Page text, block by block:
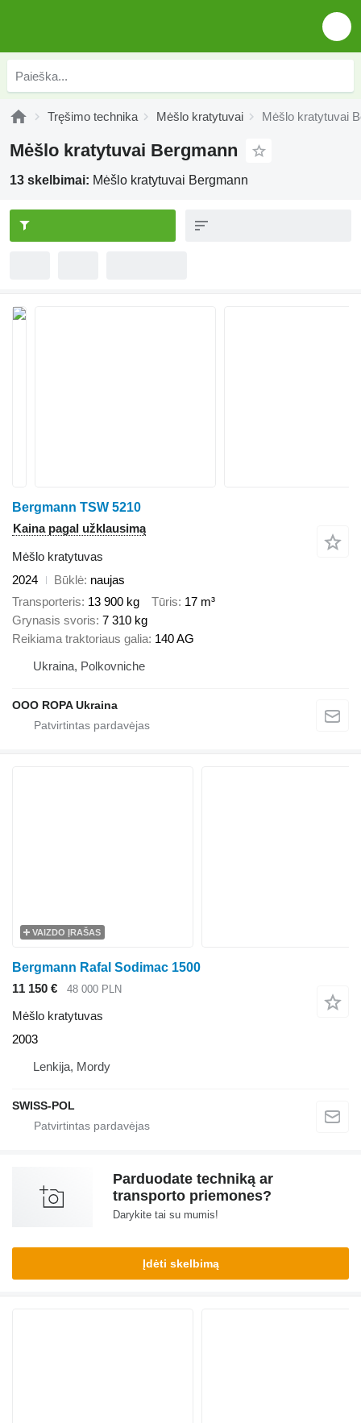
Tręšimo technika Mėšlo kratytuvai Mėšlo kratytuvai
Mėšlo kratytuvai Bergmann
13 skelbimai: Mėšlo kratytuvai Bergmann
Bergmann TSW 5210
Kaina pagal užklausimą
Mėšlo kratytuvas
2024
Būklė naujas
Transporteris 13 900 kg Tūris 17 m³
Grynasis svoris 7 310 kg
Reikiama traktoriaus galia 140 AG
Ukraina, Polkovniche
OOO ROPA Ukraina
VAIZDO ĮRAŠAS
Bergmann Rafal Sodimac 1500
11 150 €
48 000 PLN
Mėšlo kratytuvas
2003
Lenkija, Mordy
SWISS-POL
Parduodate techniką ar
transporto priemones?
Darykite tai su mumis!
Įdėti skelbimą